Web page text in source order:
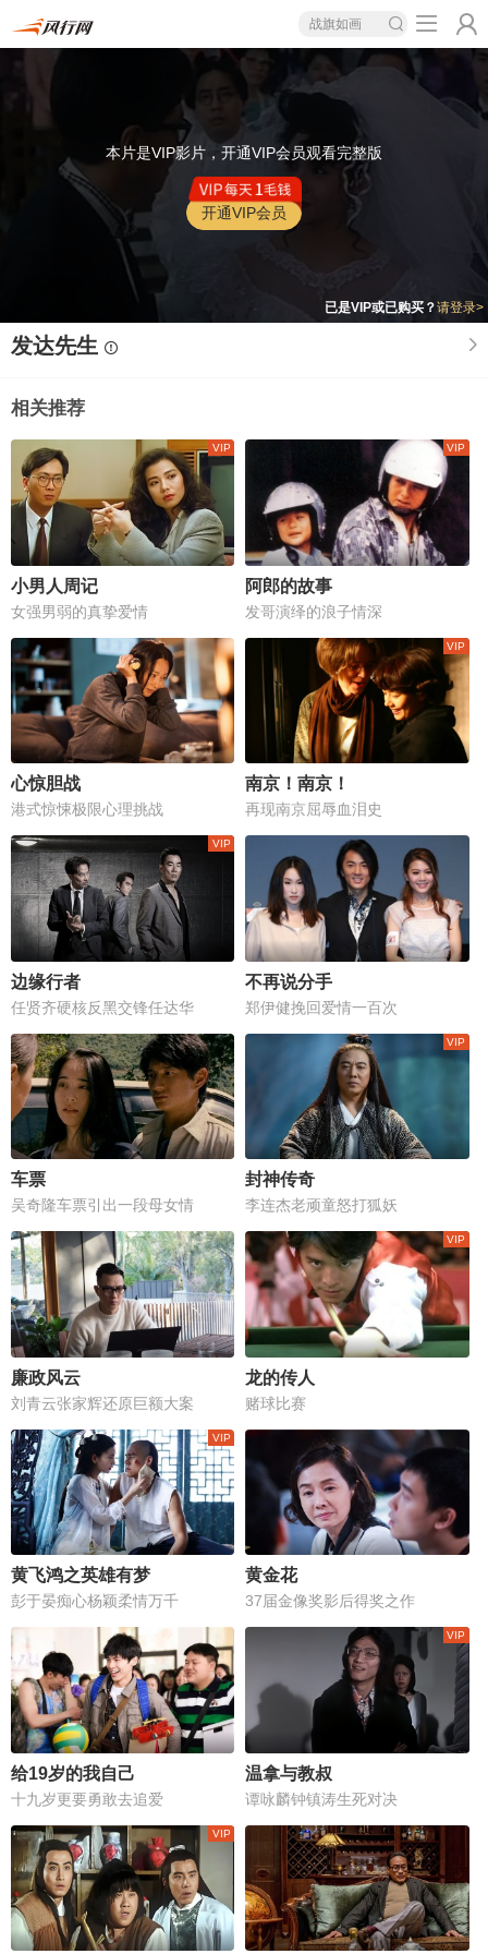
战旗如画
本片是VIP影片，开通VIP会员观看完整版
开通VIP会员
已是VIP或已购买？请登录>
发达先生
相关推荐
小男人周记
女强男弱的真挚爱情
阿郎的故事
发哥演绎的浪子情深
心惊胆战
港式惊悚极限心理挑战
南京！南京！
再现南京屈辱血泪史
边缘行者
任贤齐硬核反黑交锋任达华
不再说分手
郑伊健挽回爱情一百次
车票
吴奇隆车票引出一段母女情
封神传奇
李连杰老顽童怒打狐妖
廉政风云
刘青云张家辉还原巨额大案
龙的传人
赌球比赛
黄飞鸿之英雄有梦
彭于晏痴心杨颖柔情万千
黄金花
37届金像奖影后得奖之作
给19岁的我自己
十九岁更要勇敢去追爱
温拿与教叔
谭咏麟钟镇涛生死对决